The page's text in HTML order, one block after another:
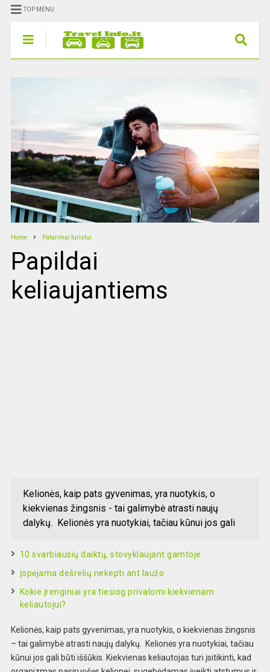
TOP MENU
Home Patarimai turistui
Papildai
keliaujantiems
Kelionės, kaip pats gyvenimas, yra nuotykis, o
kiekvienas žingsnis - tai galimybė atrasti naujų
dalykų. Kelionės yra nuotykiai, tačiau kūnui jos gali
10 svarbiausių daiktų, stovyklaujant gamtoje
Įspėjama dešrelių nekepti ant laužo
Kokie įrenginiai yra tiesiog privalomi kiekvienam
keliautojui?
Kelionės, kaip pats gyvenimas, yra nuotykis, o kiekvienas žingsnis
– tai galimybė atrasti naujų dalykų. Kelionės yra nuotykiai, tačiau
kūnui jos gali būti iššūkis. Kiekvienas keliautojas turi įsitikinti, kad